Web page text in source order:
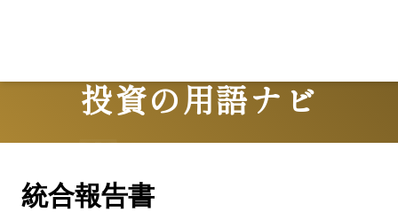
投資の用語ナビ
Terms
統合報告書